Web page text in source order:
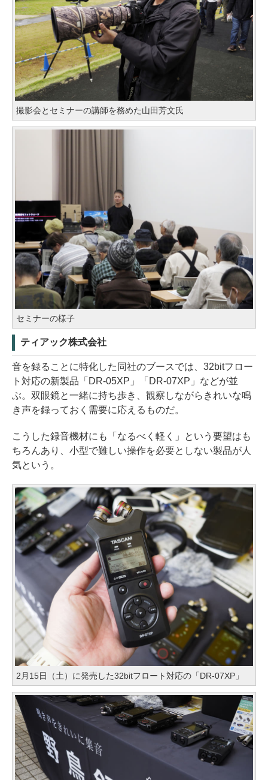
撮影会とセミナーの講師を務めた山田芳文氏
セミナーの様子
ティアック株式会社
音を録ることに特化した同社のブースでは、32bitフロー
ト対応の新製品「DR-05XP」「DR-07XP」などが並
ぶ。双眼鏡と一緒に持ち歩き、観察しながらきれいな鳴
き声を録っておく需要に応えるものだ。
こうした録音機材にも「なるべく軽く」という要望はも
ちろんあり、小型で難しい操作を必要としない製品が人
気という。
2月15日（土）に発売した32bitフロート対応の「DR-07XP」